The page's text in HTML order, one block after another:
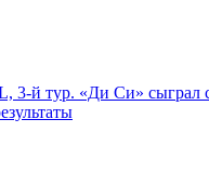
3-й тур. «Ди Си» сыграл